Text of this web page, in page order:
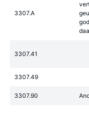
3307.A
3307.41
3307.49
3307.90